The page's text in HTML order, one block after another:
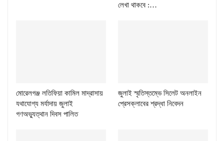
লেখা থাকবে :…
মোরেলগঞ্জ লতিফিয়া কামিল মাদ্রাসায়
যথাযোগ্য মর্যাদায় জুলাই
গণঅভ্যুত্থান দিবস পালিত
জুলাই স্মৃতিস্তম্ভে সিলেট অনলাইন
প্রেসক্লাবের শ্রদ্ধা নিবেদন